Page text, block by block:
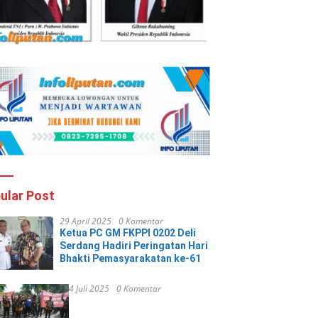
Post
29 April 2025 0 Komentar
Ketua PC GM FKPPI 0202 Deli
Serdang Hadiri Peringatan Hari
Bhakti Pemasyarakatan ke-61
4 Juli 2025 0 Komentar